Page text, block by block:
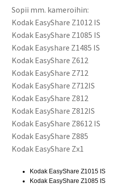
Ricoh
Caplio
R2,
Ricoh
Caplio
RZ1
määrä
Sopii mm. kameroihin:
Kodak EasyShare Z1012 IS
Kodak EasyShare Z1085 IS
Kodak Easyshare Z1485 IS
Kodak EasyShare Z612
Kodak EasyShare Z712
Kodak EasyShare Z712IS
Kodak EasyShare Z812
Kodak EasyShare Z812IS
Kodak EasyShare Z8612 IS
Kodak EasyShare Z885
Kodak EasyShare Zx1
Kodak EasyShare Z1015 IS
Kodak EasyShare Z1085 IS